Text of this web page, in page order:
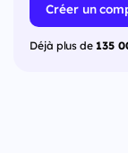
Créer un
Déjà plus de 135